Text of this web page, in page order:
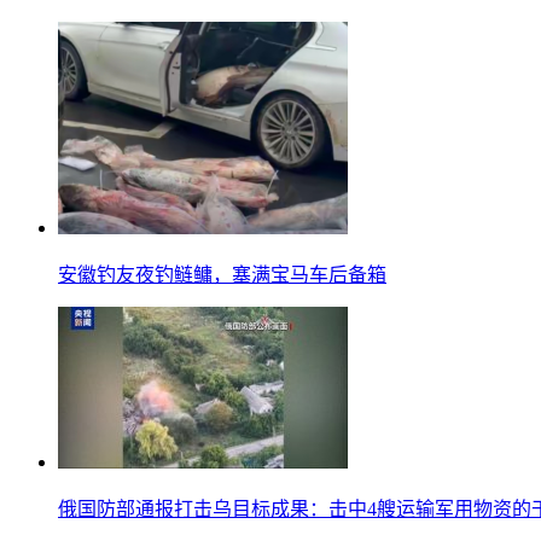
安徽钓友夜钓鲢鳙，塞满宝马车后备箱
俄国防部通报打击乌目标成果：击中4艘运输军用物资的